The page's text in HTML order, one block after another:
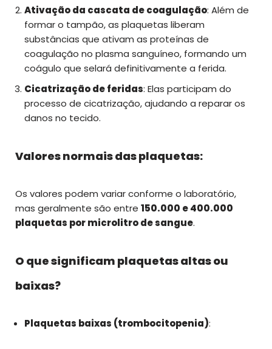
Ativação da cascata de coagulação: Além de
formar o tampão, as plaquetas liberam
substâncias que ativam as proteínas de
coagulação no plasma sanguíneo, formando um
coágulo que selará definitivamente a ferida.
Cicatrização de feridas: Elas participam do
processo de cicatrização, ajudando a reparar os
danos no tecido.
Valores normais das plaquetas:
Os valores podem variar conforme o laboratório,
mas geralmente são entre 150.000 e 400.000
plaquetas por microlitro de sangue.
O que significam plaquetas altas ou
baixas?
Plaquetas baixas (trombocitopenia):